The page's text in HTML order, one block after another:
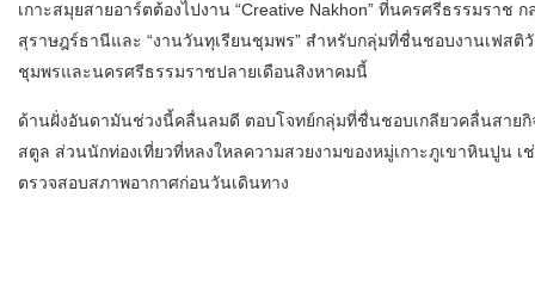
เกาะสมุยสายอาร์ตต้องไปงาน “Creative Nakhon” ที่นครศรีธรรมราช
สุราษฎร์ธานีและ “งานวันทุเรียนชุมพร” สำหรับกลุ่มที่ชื่นชอบงานเฟสติ
ชุมพรและนครศรีธรรมราชปลายเดือนสิงหาคมนี้
ด้านฝั่งอันดามันช่วงนี้คลื่นลมดี ตอบโจทย์กลุ่มที่ชื่นชอบเกลียวคลื่นสายกิจ
สตูล ส่วนนักท่องเที่ยวที่หลงใหลความสวยงามของหมู่เกาะภูเขาหินปูน เ
ตรวจสอบสภาพอากาศก่อนวันเดินทาง